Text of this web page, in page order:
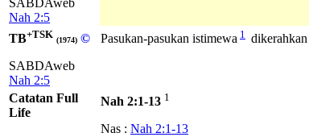
Nah 2:5
TB+TSK (1974) ©
SABDAweb
Nah 2:5
Pasukan-pasukan istimewa 1 dikerahkan
Catatan Full
Life
Nah 2:1-13 1
Nas : Nah 2:1-13